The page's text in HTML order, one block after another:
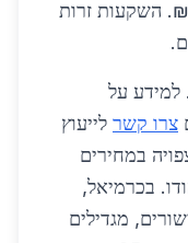
חוזרת של עודפים במחיר 3800 ₪. השקעות זרות
למידע על
צרו קשר לייעוץ
במחירים
בהודו. בכרמיאל,
מגדילים